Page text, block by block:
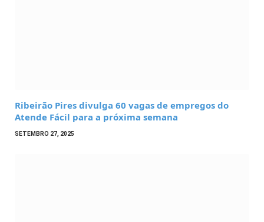
Ribeirão Pires divulga 60 vagas de empregos do
Atende Fácil para a próxima semana
SETEMBRO 27, 2025